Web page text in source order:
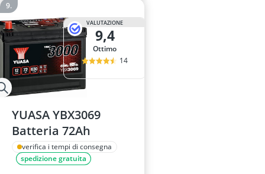
VALUTAZIONE
9,4
Ottimo
14
YUASA YBX3069
Batteria 72Ah
verifica i tempi di consegna
spedizione gratuita